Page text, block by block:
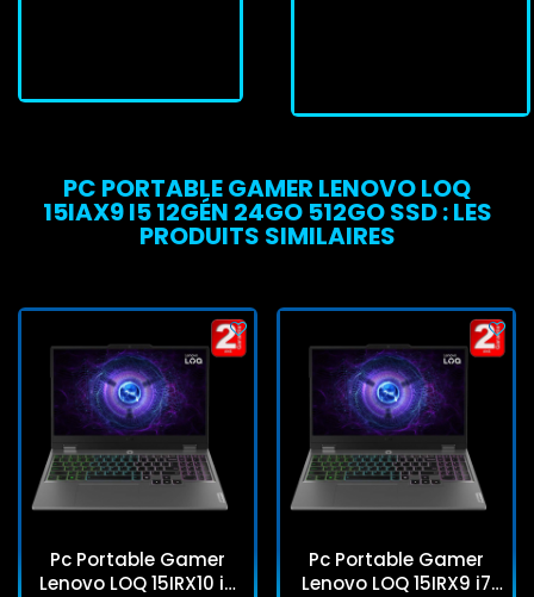
PC PORTABLE GAMER LENOVO LOQ
15IAX9 I5 12GÉN 24GO 512GO SSD : LES
PRODUITS SIMILAIRES
Pc Portable Gamer
Lenovo LOQ 15IRX10 i5
Pc Portable Gamer
Lenovo LOQ 15IRX9 i7